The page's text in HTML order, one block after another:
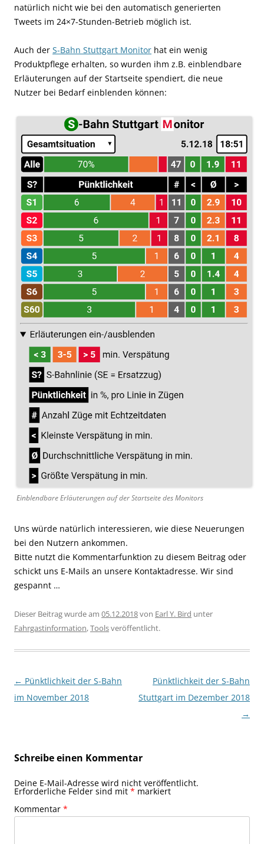
natürlich nicht wie bei den automatisch generierten
Tweets im 24×7-Stunden-Betrieb möglich ist.
Auch der S-Bahn Stuttgart Monitor hat ein wenig
Produktpflege erhalten, so wurden ihm z.B. einblendbare
Erläuterungen auf der Startseite spendiert, die neue
Nutzer bei Bedarf einblenden können:
Einblendbare Erläuterungen auf der Startseite des Monitors
Uns würde natürlich interessieren, wie diese Neuerungen
bei den Nutzern ankommen.
Bitte nutzt die Kommentarfunktion zu diesem Beitrag oder
schickt uns E-Mails an unsere Kontaktadresse. Wir sind
gespannt …
Dieser Beitrag wurde am 05.12.2018von Earl Y. Bird unter
Fahrgastinformation,Toolsveröffentlicht.
Beitragsnavigation
← Pünktlichkeit der S-Bahn
im November 2018
Pünktlichkeit der S-Bahn
Stuttgart im Dezember 2018
→
Schreibe einen Kommentar
Deine E-Mail-Adresse wird nicht veröffentlicht.
Erforderliche Felder sind mit * markiert
Kommentar *